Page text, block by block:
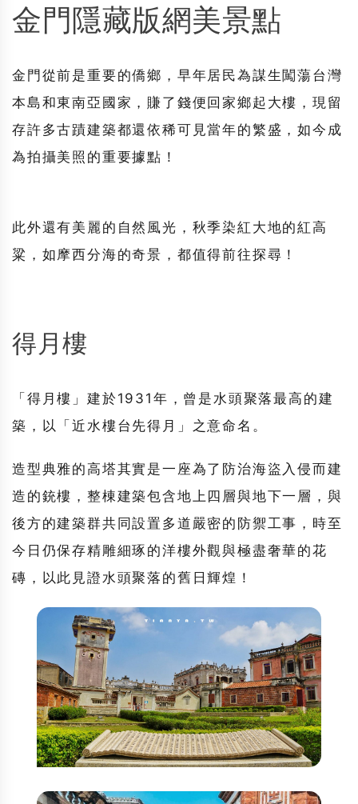
金門隱藏版網美景點
金門從前是重要的僑鄉，早年居民為謀生闖蕩台灣
本島和東南亞國家，賺了錢便回家鄉起大樓，現留
存許多古蹟建築都還依稀可見當年的繁盛，如今成
為拍攝美照的重要據點！
此外還有美麗的自然風光，秋季染紅大地的紅高
粱，如摩西分海的奇景，都值得前往探尋！
得月樓
「得月樓 」建於1931年，曾是水頭聚落最高的建
築，以「近水樓台先得月」之意命名。
造型典雅的高塔其實是一座為了防治海盜入侵而建
造的銃樓，整棟建築包含地上四層與地下一層，與
後方的建築群共同設置多道嚴密的防禦工事，時至
今日仍保存精雕細琢的洋樓外觀與極盡奢華的花
磚，以此見證水頭聚落的舊日輝煌！